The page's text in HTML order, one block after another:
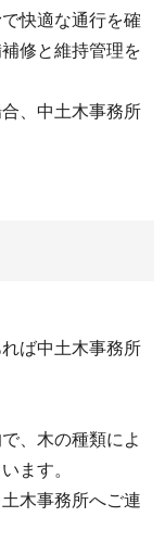
快適な通行を確
修と維持管理を
、中土木事務所
ば中土木事務所
、木の種類によ
ます。
木事務所へご連